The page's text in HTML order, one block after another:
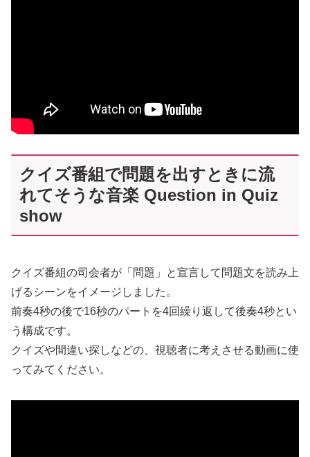
クイズ番組で問題を出すときに流
れてそうな音楽 Question in Quiz
show
クイズ番組の司会者が「問題」と宣言して問題文を読み上
げるシーンをイメージしました。
前奏4秒の後で16秒のパートを4回繰り返して後奏4秒とい
う構成です。
クイズや間違い探しなどの、視聴者に考えさせる動画に使
ってみてください。